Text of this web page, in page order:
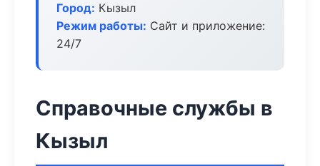
Город: Кызыл
Режим работы: Сайт и приложение:
24/7
Справочные службы в
Кызыл